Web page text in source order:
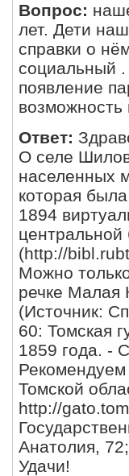
Вопрос: нашему
лет. Дети
справки о нём.
социальный .
появление
Ответ:
О селе
населенных
которая
1894
центральной
(http://
Можно
речке Малая
(Источник:
60: Томская
1859 года. -
Томской
http://
Анатолия,
Удачи!